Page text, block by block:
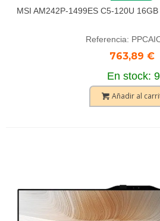
MSI AM242P-1499ES C5-120U
Referencia:
763,89 €
En stock: 9
Añadir al